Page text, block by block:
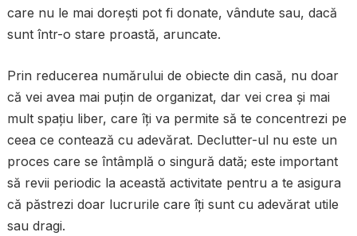
care nu le mai dorești pot fi donate, vândute sau, dacă
sunt într-o stare proastă, aruncate.
Prin reducerea numărului de obiecte din casă, nu doar
că vei avea mai puțin de organizat, dar vei crea și mai
mult spațiu liber, care îți va permite să te concentrezi pe
ceea ce contează cu adevărat. Declutter-ul nu este un
proces care se întâmplă o singură dată; este important
să revii periodic la această activitate pentru a te asigura
că păstrezi doar lucrurile care îți sunt cu adevărat utile
sau dragi.